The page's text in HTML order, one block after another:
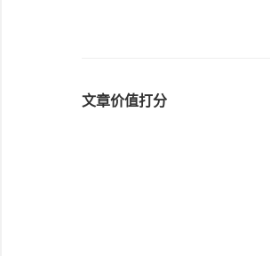
文章价值打分